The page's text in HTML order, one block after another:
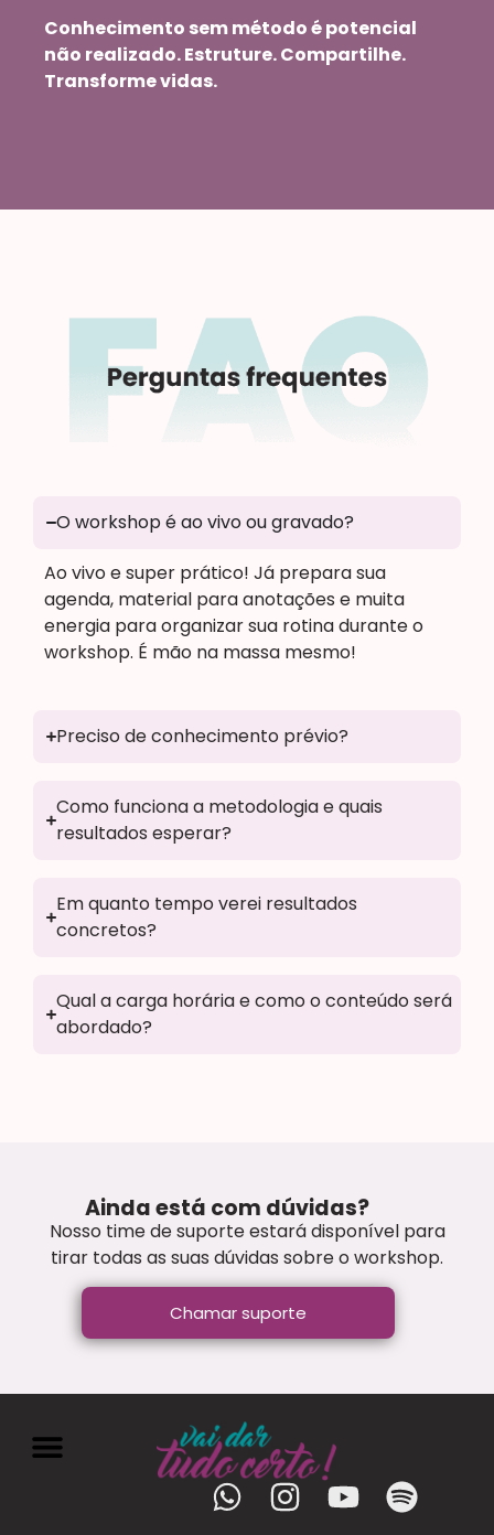
Conhecimento sem método é potencial
não realizado. Estruture. Compartilhe.
Transforme vidas.
O workshop é ao vivo ou gravado?
Ao vivo e super prático! Já prepara sua
agenda, material para anotações e muita
energia para organizar sua rotina durante o
workshop. É mão na massa mesmo!
Preciso de conhecimento prévio?
Como funciona a metodologia e quais
resultados esperar?
Em quanto tempo verei resultados
concretos?
Qual a carga horária e como o conteúdo será
abordado?
Ainda está com dúvidas?
Nosso time de suporte estará disponível para
tirar todas as suas dúvidas sobre o workshop.
Chamar suporte